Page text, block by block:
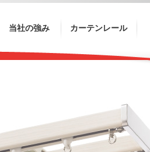
当社の強み カーテンレール